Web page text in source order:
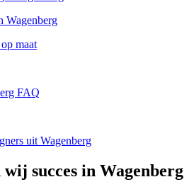
Wagenberg
maat
FAQ
uit Wagenberg
succes in Wagenberg